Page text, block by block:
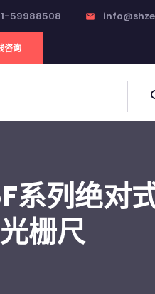
59988508 email
咨询
系列绝对
栅尺